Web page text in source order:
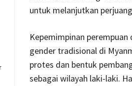
untuk melanjutkan
Kepemimpinan
gender tradisional di
protes dan bentuk
sebagai wilayah laki-laki.